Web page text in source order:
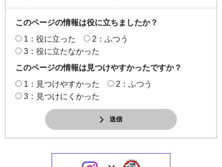
このページの情報は役に立ちましたか？
1：役に立った
2：ふつう
3：役に立たなかった
このページの情報は見つけやすかったですか？
1：見つけやすかった
2：ふつう
3：見つけにくかった
送信